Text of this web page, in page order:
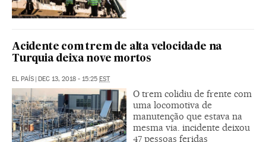
Acidente com trem de alta velocidade na
Turquia deixa nove mortos
EL PAÍS | DEC 13, 2018 - 15:25 EST
O trem colidiu de frente com
uma locomotiva de
manutenção que estava na
mesma via. incidente deixou
47 pessoas feridas